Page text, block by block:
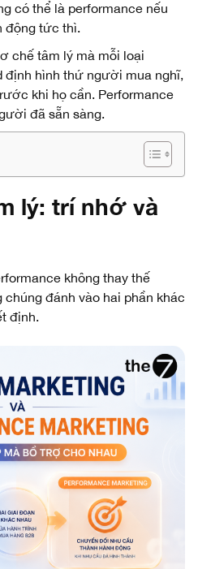
có thể là performance nếu
động tức thì.
chế tâm lý mà mỗi loại
định hình thứ người mua nghĩ,
khi họ cần. Performance
đã sẵn sàng.
lý: trí nhớ và
không thay thế
đánh vào hai phần khác
định.